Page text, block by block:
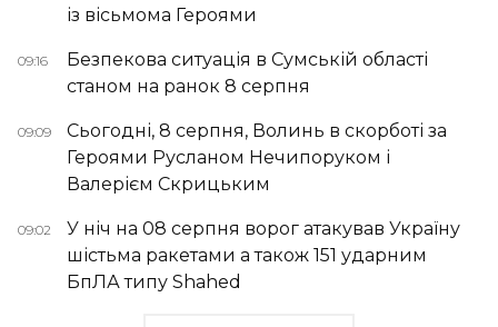
із вісьмома Героями
09:16
Безпекова ситуація в Сумській області
станом на ранок 8 серпня
09:09
Сьогодні, 8 серпня, Волинь в скорботі за
Героями Русланом Нечипоруком і
Валерієм Скрицьким
09:02
У ніч на 08 серпня ворог атакував Україну
шістьма ракетами а також 151 ударним
БпЛА типу Shahed